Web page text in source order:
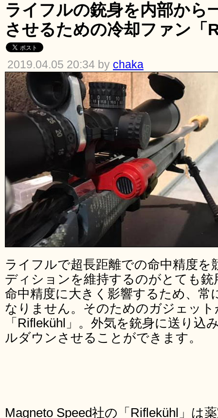
ライフルの銃身を内部から
させるための冷却ファン「
2019.04.05 20:34 by chaka
ライフルで超長距離での命中精度
ディションを維持するのがとても
命中精度に大きく影響するため、常
なりません。そのためのガジェッ
「Riflekühl」。外気を銃身に送り込
ルダウンさせることができます。
Magneto Speed社の「Riflekühl」は